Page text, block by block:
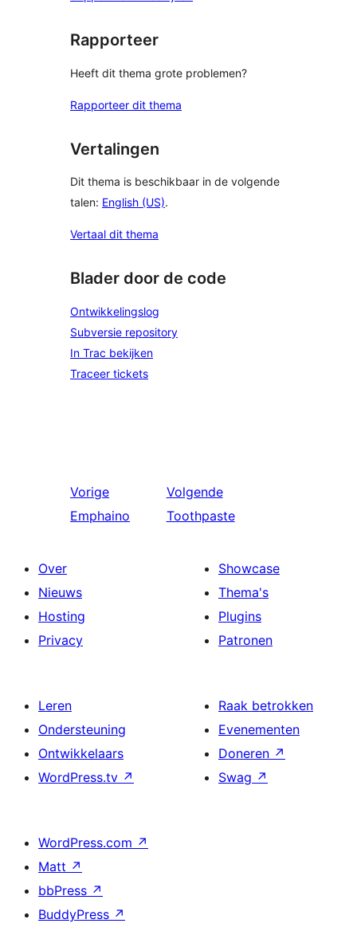
Rapporteer
Heeft dit thema grote problemen?
Rapporteer dit thema
Vertalingen
Dit thema is beschikbaar in de volgende
talen: English (US).
Vertaal dit thema
Blader door de code
Ontwikkelingslog
Subversie repository
In Trac bekijken
Traceer tickets
Vorige
Emphaino
Volgende
Toothpaste
Over
Nieuws
Hosting
Privacy
Showcase
Thema's
Plugins
Patronen
Leren
Ondersteuning
Ontwikkelaars
WordPress.tv ↗
Raak betrokken
Evenementen
Doneren ↗
Swag ↗
WordPress.com ↗
Matt ↗
bbPress ↗
BuddyPress ↗